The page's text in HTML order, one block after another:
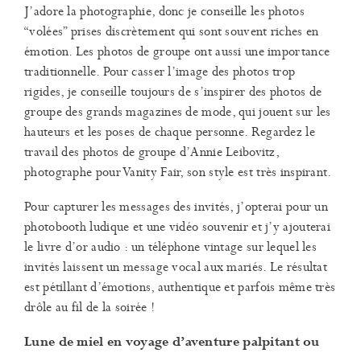
J’adore la photographie, donc je conseille les photos
“volées” prises discrètement qui sont souvent riches en
émotion. Les photos de groupe ont aussi une importance
traditionnelle. Pour casser l’image des photos trop
rigides, je conseille toujours de s’inspirer des photos de
groupe des grands magazines de mode, qui jouent sur les
hauteurs et les poses de chaque personne. Regardez le
travail des photos de groupe d’Annie Leibovitz,
photographe pour Vanity Fair, son style est très inspirant.
Pour capturer les messages des invités, j’opterai pour un
photobooth ludique et une vidéo souvenir et j’y ajouterai
le livre d’or audio : un téléphone vintage sur lequel les
invités laissent un message vocal aux mariés. Le résultat
est pétillant d’émotions, authentique et parfois même très
drôle au fil de la soirée !
Lune de miel en voyage d’aventure palpitant ou